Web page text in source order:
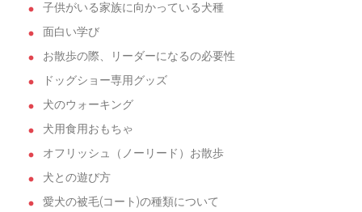
子供がいる家族に向かっている犬種
面白い学び
お散歩の際、リーダーになるの必要性
ドッグショー専用グッズ
犬のウォーキング
犬用食用おもちゃ
オフリッシュ（ノーリード）お散歩
犬との遊び方
愛犬の被毛(コート)の種類について